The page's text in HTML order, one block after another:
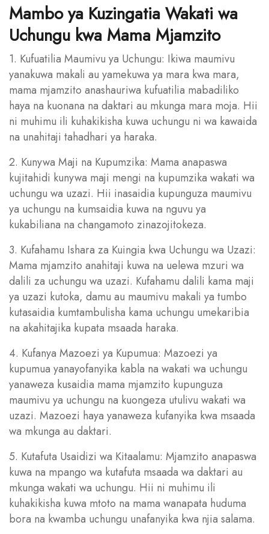
Mambo ya Kuzingatia Wakati wa
Uchungu kwa Mama Mjamzito
1. Kufuatilia Maumivu ya Uchungu: Ikiwa maumivu
yanakuwa makali au yamekuwa ya mara kwa mara,
mama mjamzito anashauriwa kufuatilia mabadiliko
haya na kuonana na daktari au mkunga mara moja. Hii
ni muhimu ili kuhakikisha kuwa uchungu ni wa kawaida
na unahitaji tahadhari ya haraka.
2. Kunywa Maji na Kupumzika: Mama anapaswa
kujitahidi kunywa maji mengi na kupumzika wakati wa
uchungu wa uzazi. Hii inasaidia kupunguza maumivu
ya uchungu na kumsaidia kuwa na nguvu ya
kukabiliana na changamoto zinazojitokeza.
3. Kufahamu Ishara za Kuingia kwa Uchungu wa Uzazi:
Mama mjamzito anahitaji kuwa na uelewa mzuri wa
dalili za uchungu wa uzazi. Kufahamu dalili kama maji
ya uzazi kutoka, damu au maumivu makali ya tumbo
kutasaidia kumtambulisha kama uchungu umekaribia
na akahitajika kupata msaada haraka.
4. Kufanya Mazoezi ya Kupumua: Mazoezi ya
kupumua yanayofanyika kabla na wakati wa uchungu
yanaweza kusaidia mama mjamzito kupunguza
maumivu ya uchungu na kuongeza utulivu wakati wa
uzazi. Mazoezi haya yanaweza kufanyika kwa msaada
wa mkunga au daktari.
5. Kutafuta Usaidizi wa Kitaalamu: Mjamzito anapaswa
kuwa na mpango wa kutafuta msaada wa daktari au
mkunga wakati wa uchungu. Hii ni muhimu ili
kuhakikisha kuwa mtoto na mama wanapata huduma
bora na kwamba uchungu unafanyika kwa njia salama.